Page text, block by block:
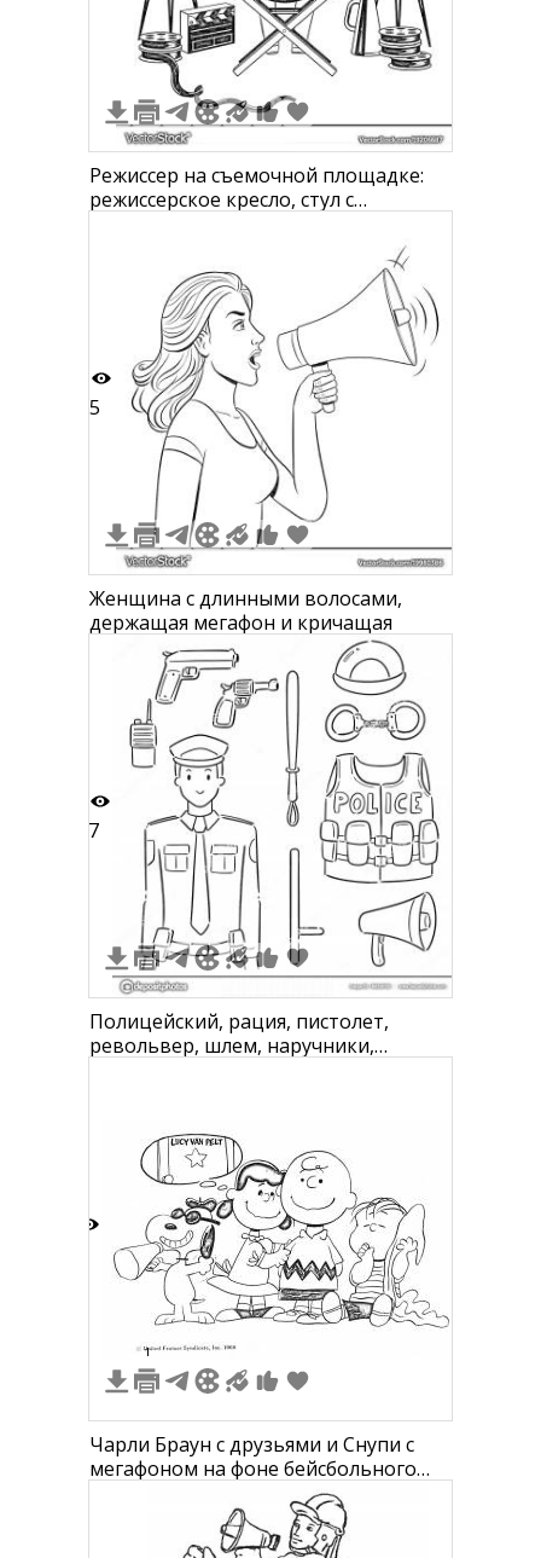
Режиссер на съемочной площадке:
режиссерское кресло, стул с
кинематографический хлопушка,
мегафон
5
Женщина с длинными волосами,
держащая мегафон и кричащая
7
Полицейский, рация, пистолет,
револьвер, шлем, наручники,
1
Чарли Браун с друзьями и Снупи с
мегафоном на фоне бейсбольного